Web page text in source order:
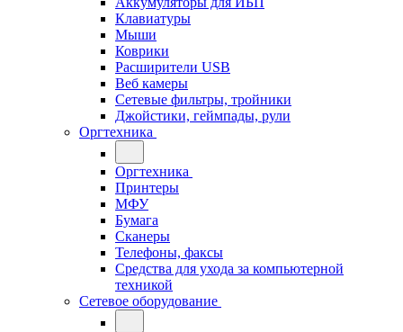
Клавиатуры
Мыши
Коврики
Расширители USB
Веб камеры
Сетевые фильтры, тройники
Джойстики, геймпады, рули
Оргтехника
Оргтехника
Принтеры
МФУ
Бумага
Сканеры
Телефоны, факсы
Средства для ухода за компьютерной
техникой
Сетевое оборудование